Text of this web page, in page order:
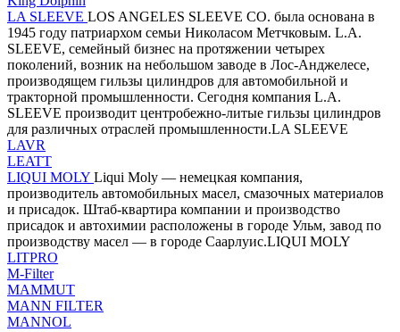
LA SLEEVE LOS ANGELES SLEEVE CO. была основана в
1945 году патриархом семьи Николасом Метчковым. L.A.
SLEEVE, семейный бизнес на протяжении четырех
поколений, возник на небольшом заводе в Лос-Анджелесе,
производящем гильзы цилиндров для автомобильной и
тракторной промышленности. Сегодня компания L.A.
SLEEVE производит центробежно-литые гильзы цилиндров
для различных отраслей промышленности.LA SLEEVE
LAVR
LEATT
LIQUI MOLY Liqui Moly — немецкая компания,
производитель автомобильных масел, смазочных материалов
и присадок. Штаб-квартира компании и производство
присадок и автохимии расположены в городе Ульм, завод по
производству масел — в городе Саарлуис.LIQUI MOLY
LITPRO
M-Filter
MAMMUT
MANN FILTER
MANNOL